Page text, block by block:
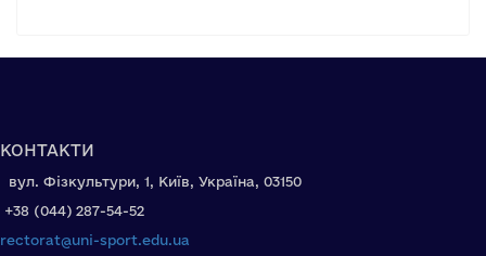
КОНТАКТИ
вул. Фізкультури, 1, Київ, Україна, 03150
+38 (044) 287-54-52
rectorat@uni-sport.edu.ua